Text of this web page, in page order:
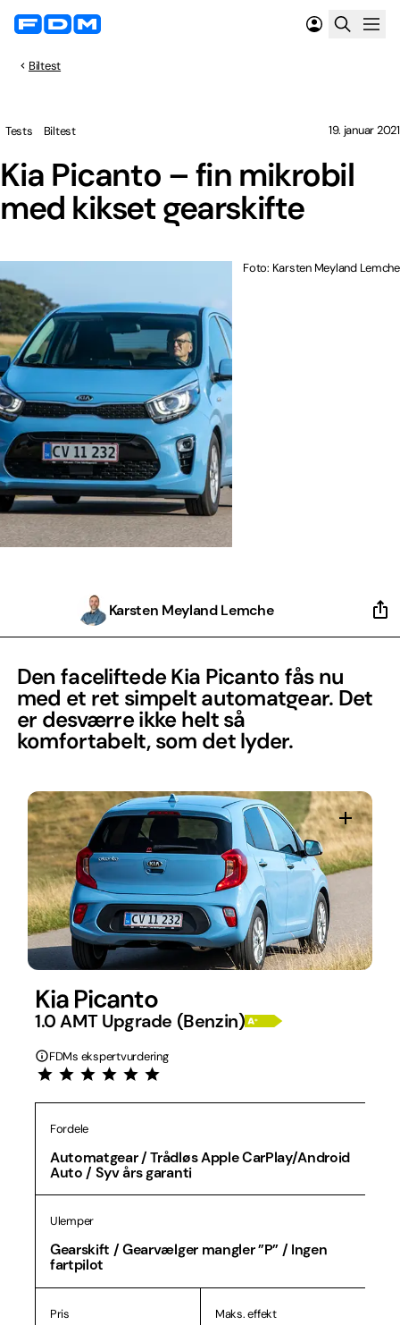
Biltest
Kia Picanto – fin mikrobil
med kikset gearskifte
Tests Biltest 19. januar 2021
Foto: Karsten Meyland Lemche
Karsten Meyland Lemche
Den faceliftede Kia Picanto fås nu
med et ret simpelt automatgear. Det
er desværre ikke helt så
komfortabelt, som det lyder.
Kia Picanto
1.0 AMT Upgrade (Benzin)
FDMs ekspertvurdering
Fordele
Automatgear / Trådløs Apple CarPlay/Android
Auto / Syv års garanti
Ulemper
Gearskift / Gearvælger mangler ”P” / Ingen
fartpilot
Pris Maks. effekt